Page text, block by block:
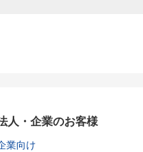
人・企業のお客様
業向け